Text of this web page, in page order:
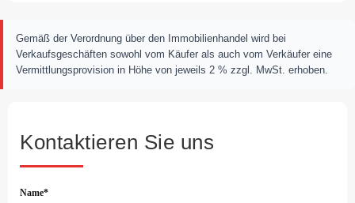
Gemäß der Verordnung über den Immobilienhandel wird bei
Verkaufsgeschäften sowohl vom Käufer als auch vom Verkäufer eine
Vermittlungsprovision in Höhe von jeweils 2 % zzgl. MwSt. erhoben.
Kontaktieren Sie uns
Name*